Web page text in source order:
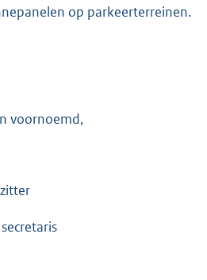
op parkeerterreinen.
voornoemd,